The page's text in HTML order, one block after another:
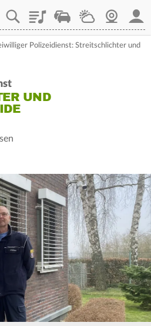
PlaylistStaupilotWetterWebcam
Polizeidienst: Streitschlichter und
UND